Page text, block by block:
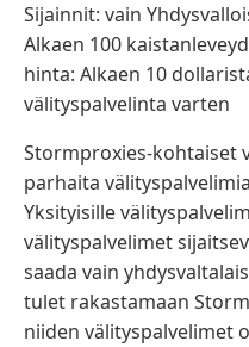
Sijainnit: vain
Alkaen 100
hinta: Alkaen 10
välityspalvelinta varten
Stormproxies-kohtaiset
parhaita
Yksityisille
välityspalvelimet
saada vain
tulet rakastamaan
niiden välityspalvelimet